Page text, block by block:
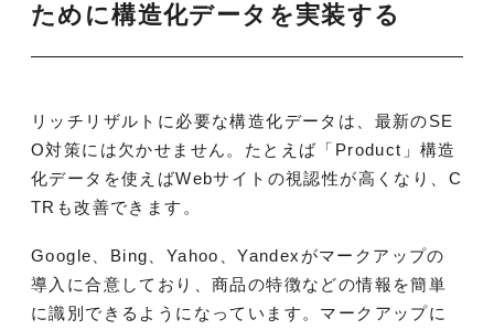
ために構造化データを実装する
リッチリザルトに必要な構造化データは、最新のSE
O対策には欠かせません。たとえば「Product」構造
化データを使えばWebサイトの視認性が高くなり、C
TRも改善できます。
Google、Bing、Yahoo、Yandexがマークアップの
導入に合意しており、商品の特徴などの情報を簡単
に識別できるようになっています。マークアップに